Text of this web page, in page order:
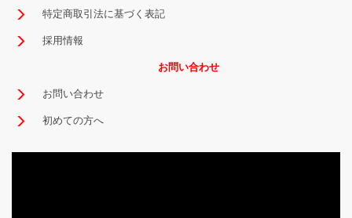
特定商取引法に基づく表記
採用情報
お問い合わせ
お問い合わせ
初めての方へ